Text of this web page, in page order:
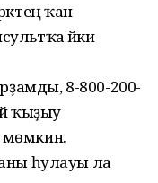
ҡан
йәки
8-800-200-
ҡыҙыу
һулауы ла